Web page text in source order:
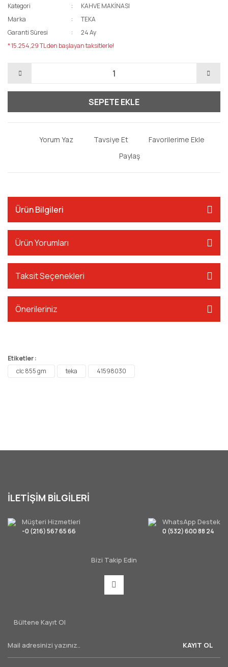
Kategori
KAHVE MAKİNASI
Marka
TEKA
Garanti Süresi
24 Ay
* 15.254,29 TL den başlayan taksitlerle!
SEPETE EKLE
Yorum Yaz
Tavsiye Et
Paylaş
Ürün Bilgileri
Ürün Yorumları
Taksit Seçenekleri
Önerileriniz
Etiketler :
clc 855 gm
teka 41598030
İLETİŞİM BİLGİLERİ
Müşteri Hizmetleri
-0 (216) 567 65 66
WhatsApp Destek
0 (532) 600 88 24
Bizi Takip Edin
Bültene Kayıt Ol
KAYIT OL